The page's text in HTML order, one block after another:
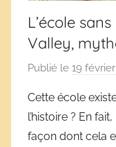
L’école
Valley,
Publié le 19
Cette école
l’histoire ? En
façon dont cela